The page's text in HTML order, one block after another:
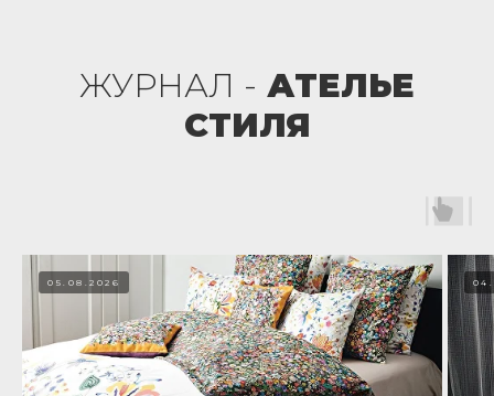
ЖУРНАЛ - АТЕЛЬЕ
СТИЛЯ
05.08.2026